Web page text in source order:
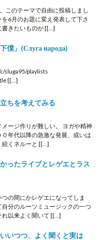
このテーマで自由に投稿しまし
6月のお題に変え発表して下さ
書きたいものが [[…]
僕」(Слуга народа)
sluga95/playlists
[[…]
ちを考えてみる
ージ作りが難しい。 ヨガや精神
年代以降の急激な発展、或いは
続くネルーと [[…]
ったライブとレゲエとラス
の間にかレゲエになってしま
分のルーツミュージックの一つ
れ以来よく聞いて [[…]
いつつ、よく聞くと実は